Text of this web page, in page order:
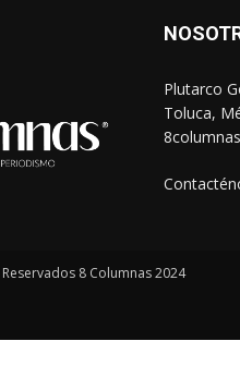
Plutarco
Toluca,
8 Columnas 2024